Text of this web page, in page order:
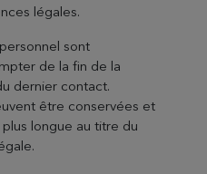
légales.
sont
de la fin de la
dernier contact.
être conservées et
longue au titre du